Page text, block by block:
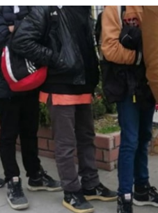
Edirne'de yasa
düzensiz göçmen
işlemlerinin
gönderildi.